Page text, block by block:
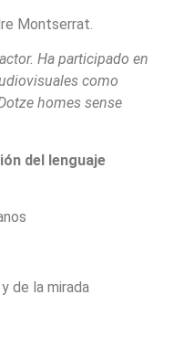
Montserrat.
Ha participado en
como
homes sense
del lenguaje
de la mirada